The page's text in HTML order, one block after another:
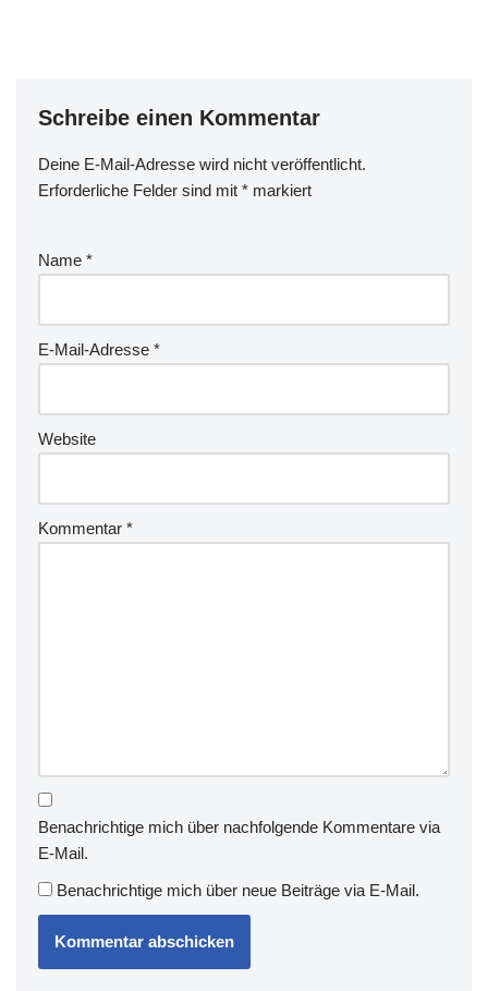
Schreibe einen Kommentar
Deine E-Mail-Adresse wird nicht veröffentlicht.
Erforderliche Felder sind mit * markiert
Name *
E-Mail-Adresse *
Website
Kommentar *
Benachrichtige mich über nachfolgende Kommentare via
E-Mail.
Benachrichtige mich über neue Beiträge via E-Mail.